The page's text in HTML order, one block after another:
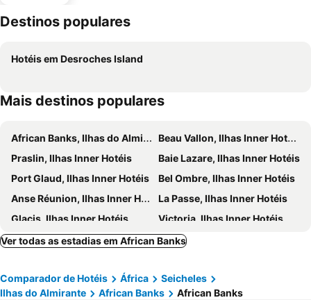
Destinos populares
Hotéis em Desroches Island
Mais destinos populares
African Banks, Ilhas do Almirante Hotéis
Beau Vallon, Ilhas Inner Hotéis
Praslin, Ilhas Inner Hotéis
Baie Lazare, Ilhas Inner Hotéis
Port Glaud, Ilhas Inner Hotéis
Bel Ombre, Ilhas Inner Hotéis
Anse Réunion, Ilhas Inner Hotéis
La Passe, Ilhas Inner Hotéis
Glacis, Ilhas Inner Hotéis
Victoria, Ilhas Inner Hotéis
Ver todas as estadias em African Banks
Comparador de Hotéis África
Seicheles
Ilhas do Almirante
African Banks African Banks